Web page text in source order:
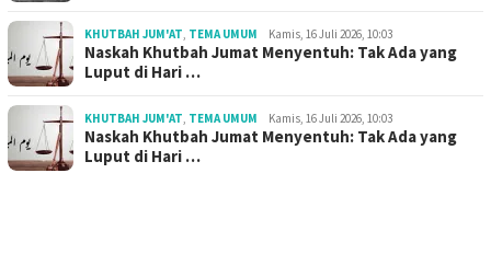
KHUTBAH JUM'AT, TEMA UMUM Kamis, 16 Juli 2026, 10:03
Naskah Khutbah Jumat Menyentuh: Tak Ada yang
Luput di Hari …
KHUTBAH JUM'AT, TEMA UMUM Kamis, 16 Juli 2026, 10:03
Naskah Khutbah Jumat Menyentuh: Tak Ada yang
Luput di Hari …